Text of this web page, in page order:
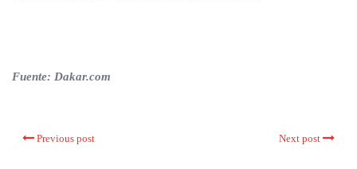
Fuente: Dakar.com
Previous post Next post